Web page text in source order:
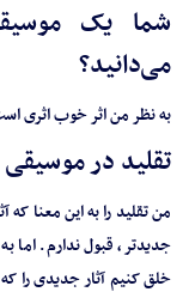
شما یک
می‌دانید؟
به نظر من اثر خوب اثری
تقلید در
من تقلید را به این معنا
جدیدتر، قبول ندارم. اما
خلق کنیم آثار جدیدی را